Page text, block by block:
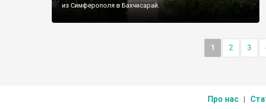
из Симферополя в Бахчисарай.
1 2 3
Про нас